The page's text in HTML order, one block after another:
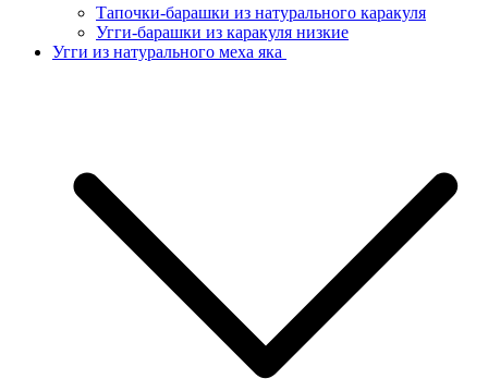
Тапочки-барашки из натурального каракуля
Угги-барашки из каракуля низкие
Угги из натурального меха яка